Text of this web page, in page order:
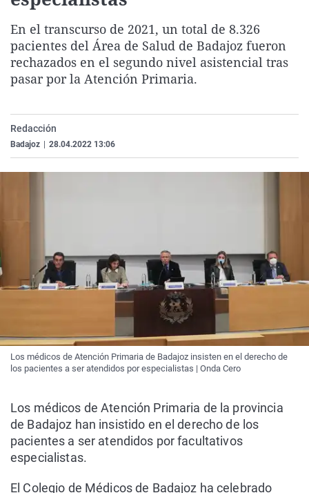
Gente viajera
Como el perro y el
Retornados
Equipo de
Galicia
La Rioja
Televisión
Elecciones
En el transcurso de 2021, un total de 8.326
pacientes del Área de Salud de Badajoz fueron
rechazados en el segundo nivel asistencial tras
pasar por la Atención Primaria.
Redacción
Badajoz 28.04.2022 13:06
Los médicos de Atención Primaria de Badajoz insisten en el derecho de
los pacientes a ser atendidos por especialistas | Onda Cero
Los médicos de Atención Primaria de la provincia
de Badajoz han insistido en el derecho de los
pacientes a ser atendidos por facultativos
especialistas.
El Colegio de Médicos de Badajoz ha celebrado